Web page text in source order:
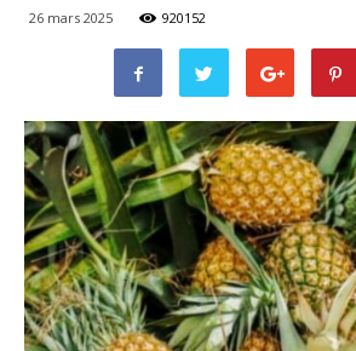
26 mars 2025 920152